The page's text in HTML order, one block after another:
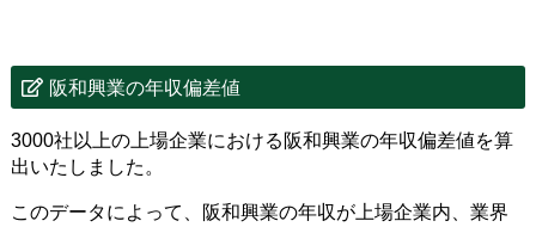
阪和興業の年収偏差値
3000社以上の上場企業における阪和興業の年収偏差値を算
出いたしました。
このデータによって、阪和興業の年収が上場企業内、業界